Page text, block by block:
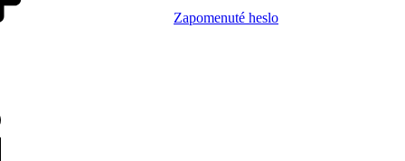
Zapomenuté heslo